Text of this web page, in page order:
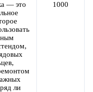
— это
ли
1000